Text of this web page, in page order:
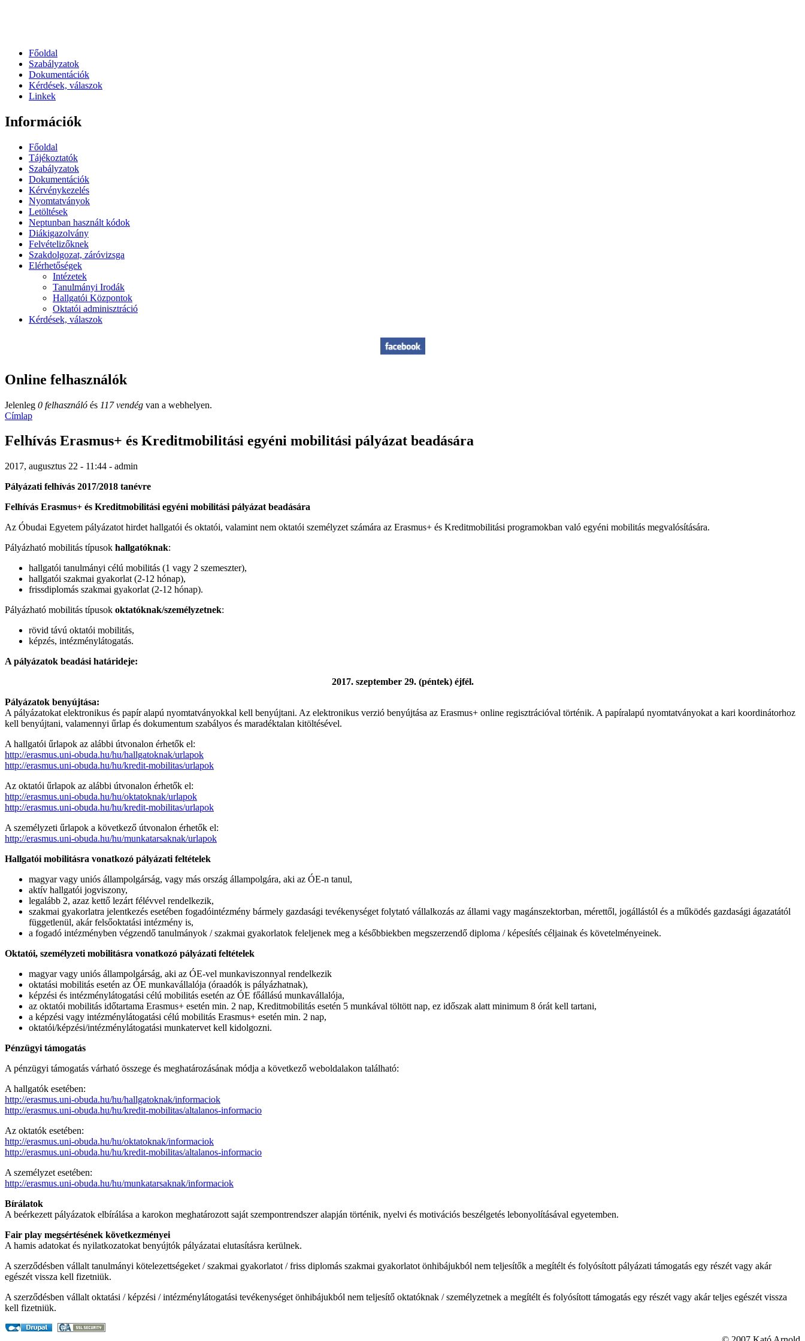
Főoldal
Szabályzatok
Dokumentációk
Kérdések, válaszok
Linkek
Információk
Főoldal
Tájékoztatók
Szabályzatok
Dokumentációk
Kérvénykezelés
Nyomtatványok
Letöltések
Neptunban használt kódok
Diákigazolvány
Felvételizőknek
Szakdolgozat, záróvizsga
Elérhetőségek
Intézetek
Tanulmányi Irodák
Hallgatói Központok
Oktatói adminisztráció
Kérdések, válaszok
Online felhasználók
Jelenleg 0 felhasználó és 117 vendég van a webhelyen.
Címlap
Felhívás Erasmus+ és Kreditmobilitási egyéni mobilitási pályázat beadására
2017, augusztus 22 - 11:44 - admin
Pályázati felhívás 2017/2018 tanévre
Felhívás Erasmus+ és Kreditmobilitási egyéni mobilitási pályázat beadására
Az Óbudai Egyetem pályázatot hirdet hallgatói és oktatói, valamint nem oktatói személyzet számára az Erasmus+ és Kreditmobilitási programokban való egyéni mobilitás megvalósítására.
Pályázható mobilitás típusok hallgatóknak:
hallgatói tanulmányi célú mobilitás (1 vagy 2 szemeszter),
hallgatói szakmai gyakorlat (2-12 hónap),
frissdiplomás szakmai gyakorlat (2-12 hónap).
Pályázható mobilitás típusok oktatóknak/személyzetnek:
rövid távú oktatói mobilitás,
képzés, intézménylátogatás.
A pályázatok beadási határideje:
2017. szeptember 29. (péntek) éjfél.
Pályázatok benyújtása:
A pályázatokat elektronikus és papír alapú nyomtatványokkal kell benyújtani. Az elektronikus verzió benyújtása az Erasmus+ online regisztrációval történik. A papíralapú nyomtatványokat a kari koordinátorhoz
kell benyújtani, valamennyi űrlap és dokumentum szabályos és maradéktalan kitöltésével.
A hallgatói űrlapok az alábbi útvonalon érhetők el:
http://erasmus.uni-obuda.hu/hu/hallgatoknak/urlapok
http://erasmus.uni-obuda.hu/hu/kredit-mobilitas/urlapok
Az oktatói űrlapok az alábbi útvonalon érhetők el:
http://erasmus.uni-obuda.hu/hu/oktatoknak/urlapok
http://erasmus.uni-obuda.hu/hu/kredit-mobilitas/urlapok
A személyzeti űrlapok a következő útvonalon érhetők el:
http://erasmus.uni-obuda.hu/hu/munkatarsaknak/urlapok
Hallgatói mobilitásra vonatkozó pályázati feltételek
magyar vagy uniós állampolgárság, vagy más ország állampolgára, aki az ÓE-n tanul,
aktív hallgatói jogviszony,
legalább 2, azaz kettő lezárt félévvel rendelkezik,
szakmai gyakorlatra jelentkezés esetében fogadóintézmény bármely gazdasági tevékenységet folytató vállalkozás az állami vagy magánszektorban, mérettől, jogállástól és a működés gazdasági ágazatától
függetlenül, akár felsőoktatási intézmény is,
a fogadó intézményben végzendő tanulmányok / szakmai gyakorlatok feleljenek meg a későbbiekben megszerzendő diploma / képesítés céljainak és követelményeinek.
Oktatói, személyzeti mobilitásra vonatkozó pályázati feltételek
magyar vagy uniós állampolgárság, aki az ÓE-vel munkaviszonnyal rendelkezik
oktatási mobilitás esetén az ÓE munkavállalója (óraadók is pályázhatnak),
képzési és intézménylátogatási célú mobilitás esetén az ÓE főállású munkavállalója,
az oktatói mobilitás időtartama Erasmus+ esetén min. 2 nap, Kreditmobilitás esetén 5 munkával töltött nap, ez időszak alatt minimum 8 órát kell tartani,
a képzési vagy intézménylátogatási célú mobilitás Erasmus+ esetén min. 2 nap,
oktatói/képzési/intézménylátogatási munkatervet kell kidolgozni.
Pénzügyi támogatás
A pénzügyi támogatás várható összege és meghatározásának módja a következő weboldalakon található:
A hallgatók esetében:
http://erasmus.uni-obuda.hu/hu/hallgatoknak/informaciok
http://erasmus.uni-obuda.hu/hu/kredit-mobilitas/altalanos-informacio
Az oktatók esetében:
http://erasmus.uni-obuda.hu/hu/oktatoknak/informaciok
http://erasmus.uni-obuda.hu/hu/kredit-mobilitas/altalanos-informacio
A személyzet esetében:
http://erasmus.uni-obuda.hu/hu/munkatarsaknak/informaciok
Bírálatok
A beérkezett pályázatok elbírálása a karokon meghatározott saját szempontrendszer alapján történik, nyelvi és motivációs beszélgetés lebonyolításával egyetemben.
Fair play megsértésének következményei
A hamis adatokat és nyilatkozatokat benyújtók pályázatai elutasításra kerülnek.
A szerződésben vállalt tanulmányi kötelezettségeket / szakmai gyakorlatot / friss diplomás szakmai gyakorlatot önhibájukból nem teljesítők a megítélt és folyósított pályázati támogatás egy részét vagy akár
egészét vissza kell fizetniük.
A szerződésben vállalt oktatási / képzési / intézménylátogatási tevékenységet önhibájukból nem teljesítő oktatóknak / személyzetnek a megítélt és folyósított támogatás egy részét vagy akár teljes egészét vissza
kell fizetniük.